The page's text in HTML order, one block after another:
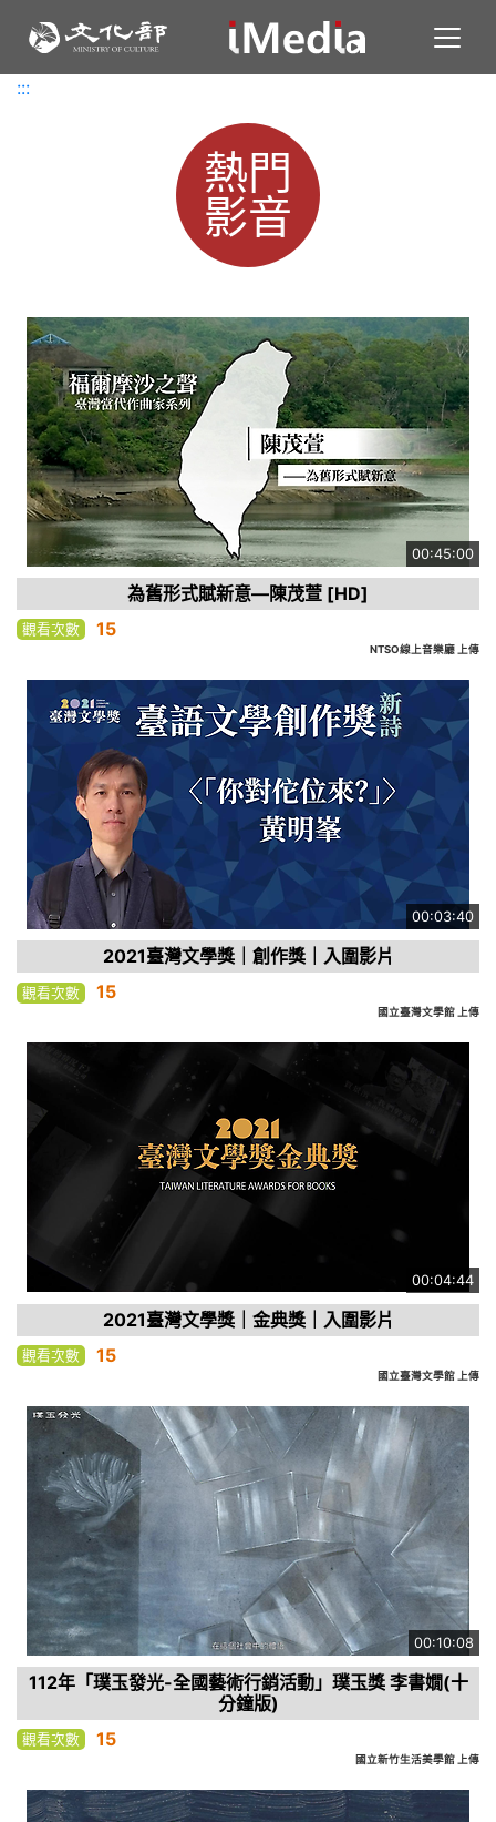
:::
:::
熱門
影音
00:45:00
為舊形式賦新意—陳茂萱 [HD]
觀看次數 15
NTSO線上音樂廳 上傳
00:03:40
2021臺灣文學獎｜創作獎｜入圍影片
觀看次數 15
國立臺灣文學館 上傳
00:04:44
2021臺灣文學獎｜金典獎｜入圍影片
觀看次數 15
國立臺灣文學館 上傳
00:10:08
112年「璞玉發光-全國藝術行銷活動」璞玉獎 李書嫺(十
分鐘版)
觀看次數 15
國立新竹生活美學館 上傳